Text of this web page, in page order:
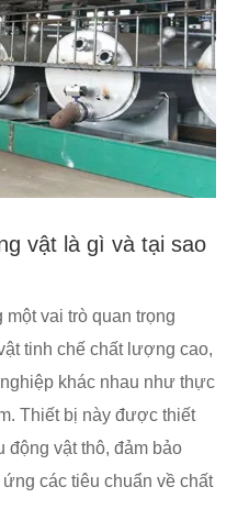
vật là gì và tại sao
vai trò quan trọng
tinh chế chất lượng cao,
khác nhau như thực
Thiết bị này được thiết
động vật thô, đảm bảo
các tiêu chuẩn về chất